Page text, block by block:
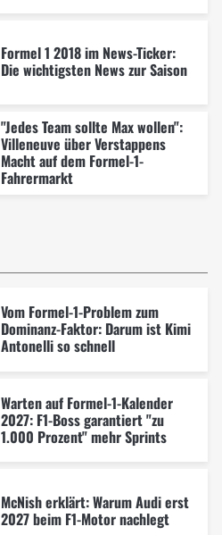
Formel 1 2018 im News-Ticker:
Die wichtigsten News zur Saison
"Jedes Team sollte Max wollen":
Villeneuve über Verstappens
Macht auf dem Formel-1-
Fahrermarkt
Vom Formel-1-Problem zum
Dominanz-Faktor: Darum ist Kimi
Antonelli so schnell
Warten auf Formel-1-Kalender
2027: F1-Boss garantiert "zu
1.000 Prozent" mehr Sprints
McNish erklärt: Warum Audi erst
2027 beim F1-Motor nachlegt